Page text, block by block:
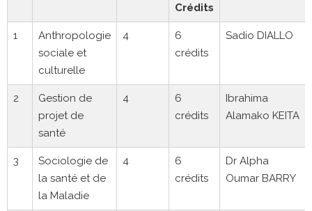
Crédits
1
Anthropologie
sociale et
culturelle
4
6
crédits
Sadio DIALLO
2
Gestion de
projet de
santé
4
6
crédits
Ibrahima
Alamako KEITA
3
Sociologie de
la santé et de
la Maladie
4
6
crédits
Dr Alpha
Oumar BARRY